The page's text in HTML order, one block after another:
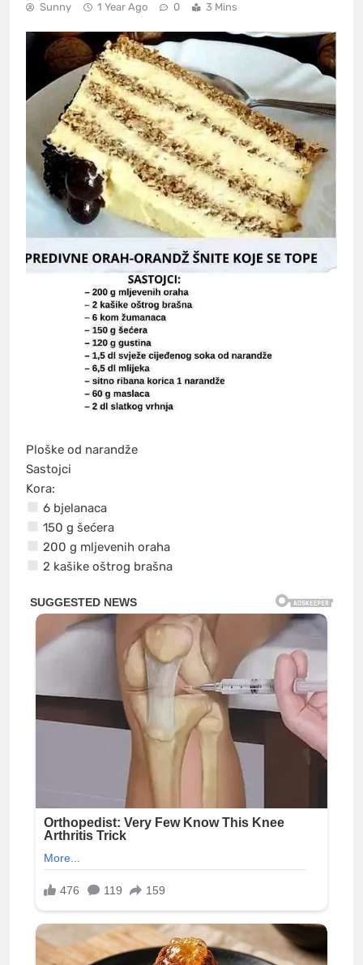
Sunny 1 Year Ago 0 3 Mins
Ploške od narandže
Sastojci
Kora:
6 bjelanaca
150 g šećera
200 g mljevenih oraha
2 kašike oštrog brašna